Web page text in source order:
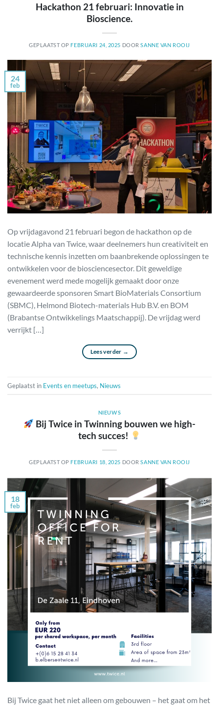
Hackathon 21 februari: Innovatie in
Bioscience.
GEPLAATST OP FEBRUARI 24, 2025 DOORSANNE VAN ROOIJ
24
feb
Op vrijdagavond 21 februari begon de hackathon op de
locatie Alpha van Twice, waar deelnemers hun creativiteit en
technische kennis inzetten om baanbrekende oplossingen te
ontwikkelen voor de biosciencesector. Dit geweldige
evenement werd mede mogelijk gemaakt door onze
gewaardeerde sponsoren Smart BioMaterials Consortium
(SBMC), Helmond Biotech-materials Hub B.V. en BOM
(Brabantse Ontwikkelings Maatschappij). De vrijdag werd
verrijkt […]
Lees verder →
Geplaatst in Events en meetups, Nieuws
NIEUWS
Bij Twice in Twinning bouwen we high-
tech succes!
GEPLAATST OP FEBRUARI 18, 2025 DOORSANNE VAN ROOIJ
18
feb
Bij Twice gaat het niet alleen om gebouwen – het gaat om het